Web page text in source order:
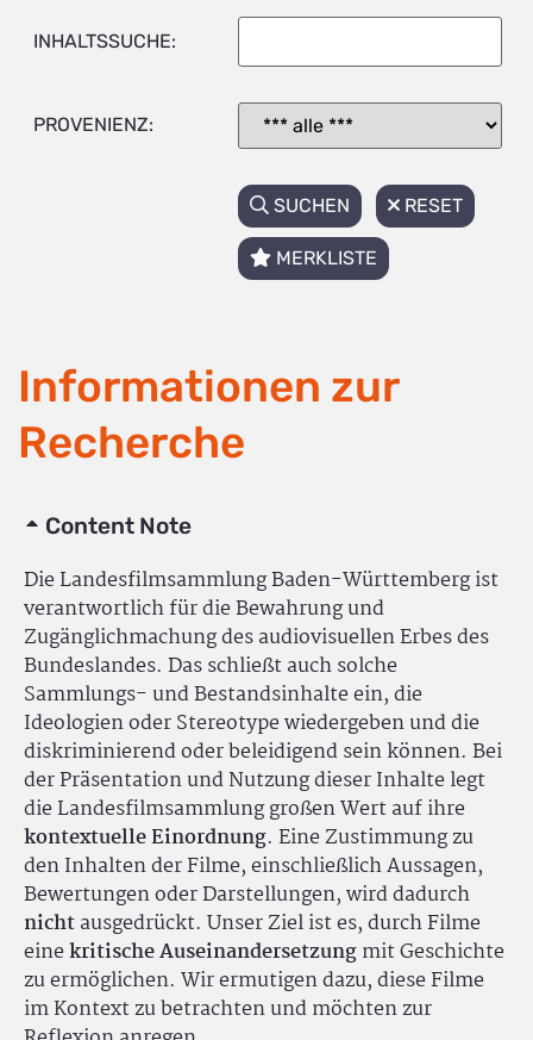
INHALTSSUCHE:
PROVENIENZ:
SUCHEN RESET
MERKLISTE
Informationen zur
Recherche
Content Note
Die Landesfilmsammlung Baden-Württemberg ist
verantwortlich für die Bewahrung und
Zugänglichmachung des audiovisuellen Erbes des
Bundeslandes. Das schließt auch solche
Sammlungs- und Bestandsinhalte ein, die
Ideologien oder Stereotype wiedergeben und die
diskriminierend oder beleidigend sein können. Bei
der Präsentation und Nutzung dieser Inhalte legt
die Landesfilmsammlung großen Wert auf ihre
kontextuelle Einordnung. Eine Zustimmung zu
den Inhalten der Filme, einschließlich Aussagen,
Bewertungen oder Darstellungen, wird dadurch
nichtausgedrückt. Unser Ziel ist es, durch Filme
einekritische Auseinandersetzungmit Geschichte
zu ermöglichen. Wir ermutigen dazu, diese Filme
im Kontext zu betrachten und möchten zur